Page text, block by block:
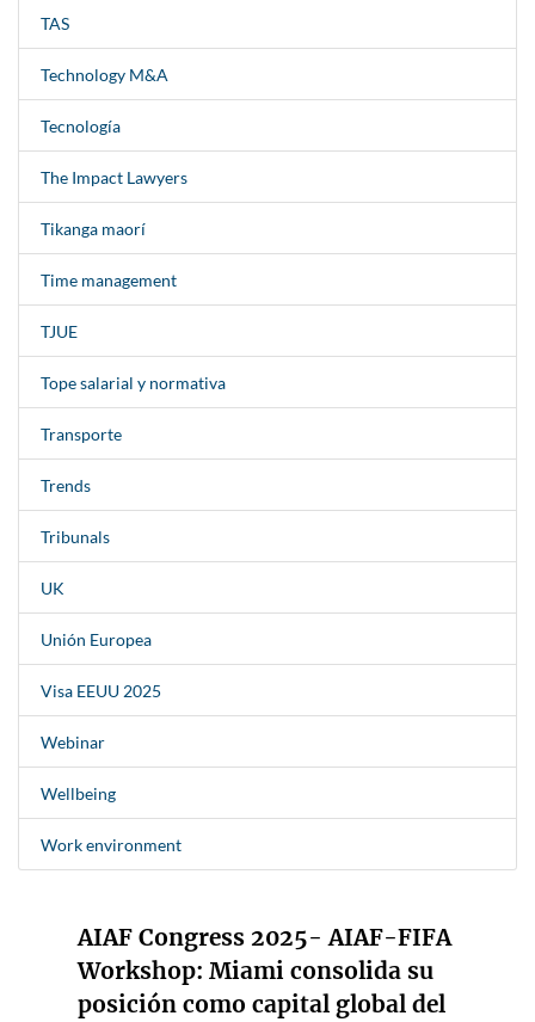
TAS
Technology M&A
Tecnología
The Impact Lawyers
Tikanga maorí
Time management
TJUE
Tope salarial y normativa
Transporte
Trends
Tribunals
UK
Unión Europea
Visa EEUU 2025
Webinar
Wellbeing
Work environment
AIAF Congress 2025- AIAF-FIFA
Workshop: Miami consolida su
posición como capital global del